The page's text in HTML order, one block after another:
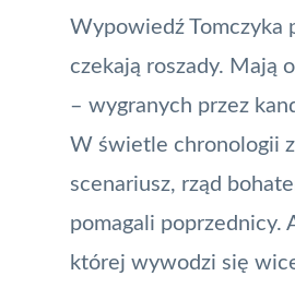
Wypowiedź Tomczyka
czekają roszady. Mają
– wygranych przez
W świetle chronologii
scenariusz, rząd
pomagali poprzednicy.
której wywodzi się